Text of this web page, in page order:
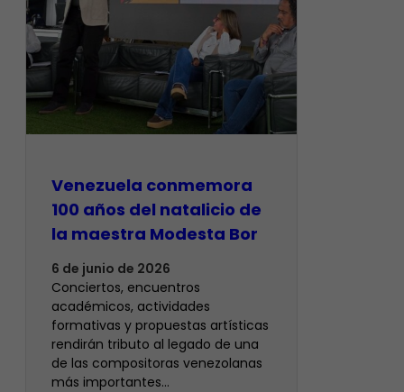
Venezuela conmemora
100 años del natalicio de
la maestra Modesta Bor
6 de junio de 2026
Conciertos, encuentros
académicos, actividades
formativas y propuestas artísticas
rendirán tributo al legado de una
de las compositoras venezolanas
más importantes…